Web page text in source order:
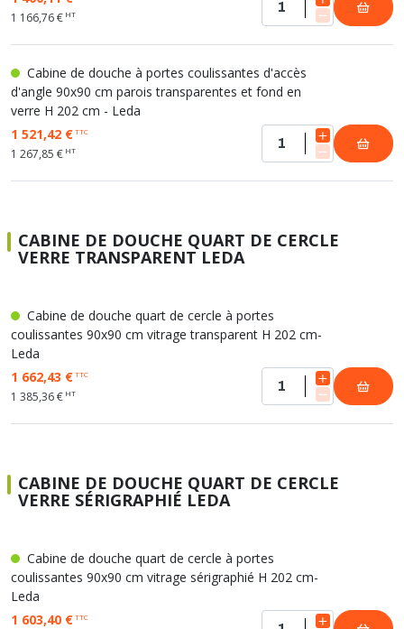
1 166,76 € HT
Cabine de douche à portes coulissantes d'accès
d'angle 90x90 cm parois transparentes et fond en
verre H 202 cm - Leda
1 521,42 €TTC
1 267,85 € HT
CABINE DE DOUCHE QUART DE CERCLE
VERRE TRANSPARENT LEDA
Cabine de douche quart de cercle à portes
coulissantes 90x90 cm vitrage transparent H 202 cm-
Leda
1 662,43 €TTC
1 385,36 € HT
CABINE DE DOUCHE QUART DE CERCLE
VERRE SÉRIGRAPHIÉ LEDA
Cabine de douche quart de cercle à portes
coulissantes 90x90 cm vitrage sérigraphié H 202 cm-
Leda
1 603,40 €TTC